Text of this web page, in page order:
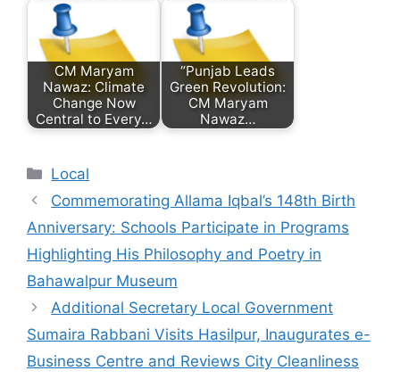
CM Maryam
Nawaz: Climate
Change Now
Central to Every…
“Punjab Leads
Green Revolution:
CM Maryam
Nawaz…
Categories
Local
Commemorating Allama Iqbal’s 148th Birth
Anniversary: Schools Participate in Programs
Highlighting His Philosophy and Poetry in
Bahawalpur Museum
Additional Secretary Local Government
Sumaira Rabbani Visits Hasilpur, Inaugurates e-
Business Centre and Reviews City Cleanliness